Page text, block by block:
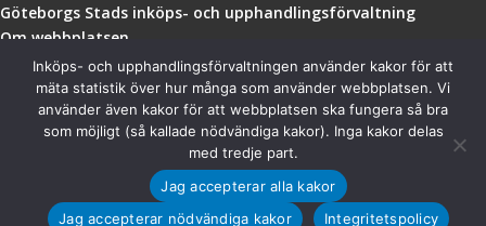
Göteborgs Stads inköps- och upphandlingsförvaltning(öppnas
nytt
fönster)
Om webbplatsen
Tillgänglighetsredogörelse
Besöksadress
Göteborgs Stads inköps- och upphandlingsförvaltning
411 18 Göteborg
Inköps- och upphandlingsförvaltningen använder kakor för att
mäta statistik över hur många som använder webbplatsen. Vi
använder även kakor för att webbplatsen ska fungera så bra
som möjligt (så kallade nödvändiga kakor). Inga kakor delas
med tredje part.
Jag accepterar alla kakor
Jag accepterar nödvändiga kakor
Integritetspolicy